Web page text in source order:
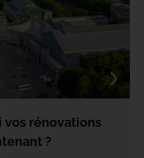
vos rénovations
?